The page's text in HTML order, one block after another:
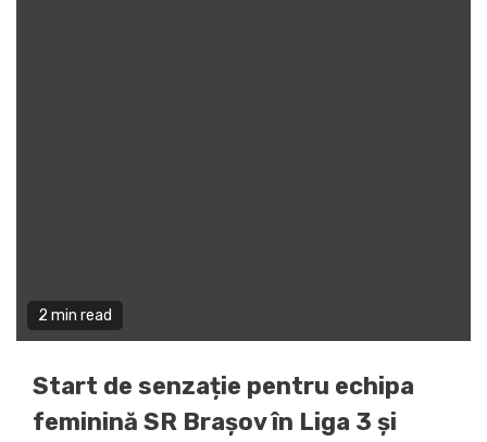
2 min read
Start de senzație pentru echipa
feminină SR Brașov în Liga 3 și